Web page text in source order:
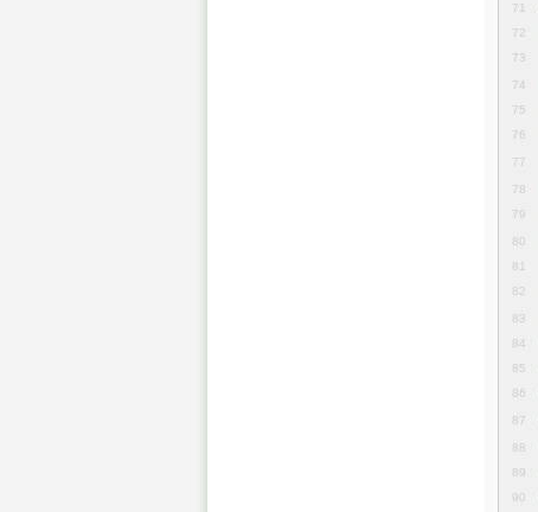
71
72
73
74
75
76
77
78
79
80
81
82
83
84
85
86
87
88
89
90